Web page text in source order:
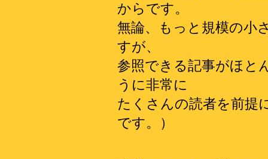
からです。
無論、もっと規模の小
すが、
参照できる記事がほと
うに非常に
たくさんの読者を前提
です。）